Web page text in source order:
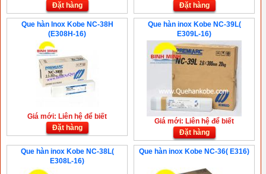
Đặt hàng
Đặt hàng
Que hàn Inox Kobe NC-38H
(E308H-16)
Giá mới: Liên hệ để biết
Đặt hàng
Que hàn inox Kobe NC-39L(
E309L-16)
Giá mới: Liên hệ để biết
Đặt hàng
Que hàn inox Kobe NC-38L(
E308L-16)
Que hàn inox Kobe NC-36( E316)